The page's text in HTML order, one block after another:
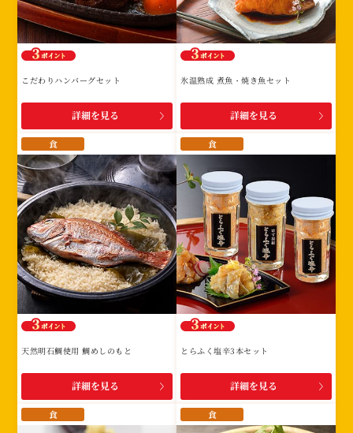
ん。
こだわりハンバーグセット
詳細を見る
氷温熟成 煮魚・焼き魚セット
詳細を見る
食
天然明石鯛使用 鯛めしのもと
詳細を見る
食
とらふく塩辛3本セット
詳細を見る
食 食